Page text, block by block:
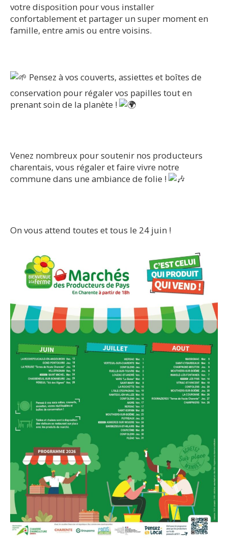
votre disposition pour vous installer
confortablement et partager un super moment en
famille, entre amis ou entre voisins.
Pensez à vos couverts, assiettes et boîtes de
conservation pour régaler vos papilles tout en
prenant soin de la planète !
​Venez nombreux pour soutenir nos producteurs
charentais, vous régaler et faire vivre notre
commune dans une ambiance de folie !
​On vous attend toutes et tous le 24 juin !